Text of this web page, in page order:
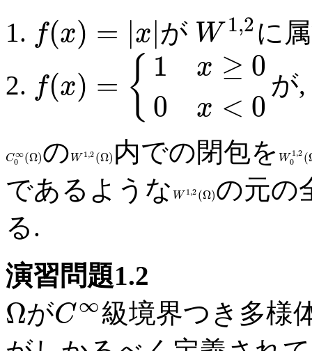
f(x) = x が W 1,2 に
f(x) = { 1
0
x ≥ 0
x < 0
が
C∞
0 (Ω)の W 1,2 (Ω) 内での閉包を W
1,2
0
(
であるような W 1,2 (Ω)の元の
る.
演習問題1.2
ΩがC∞級境界つき多様